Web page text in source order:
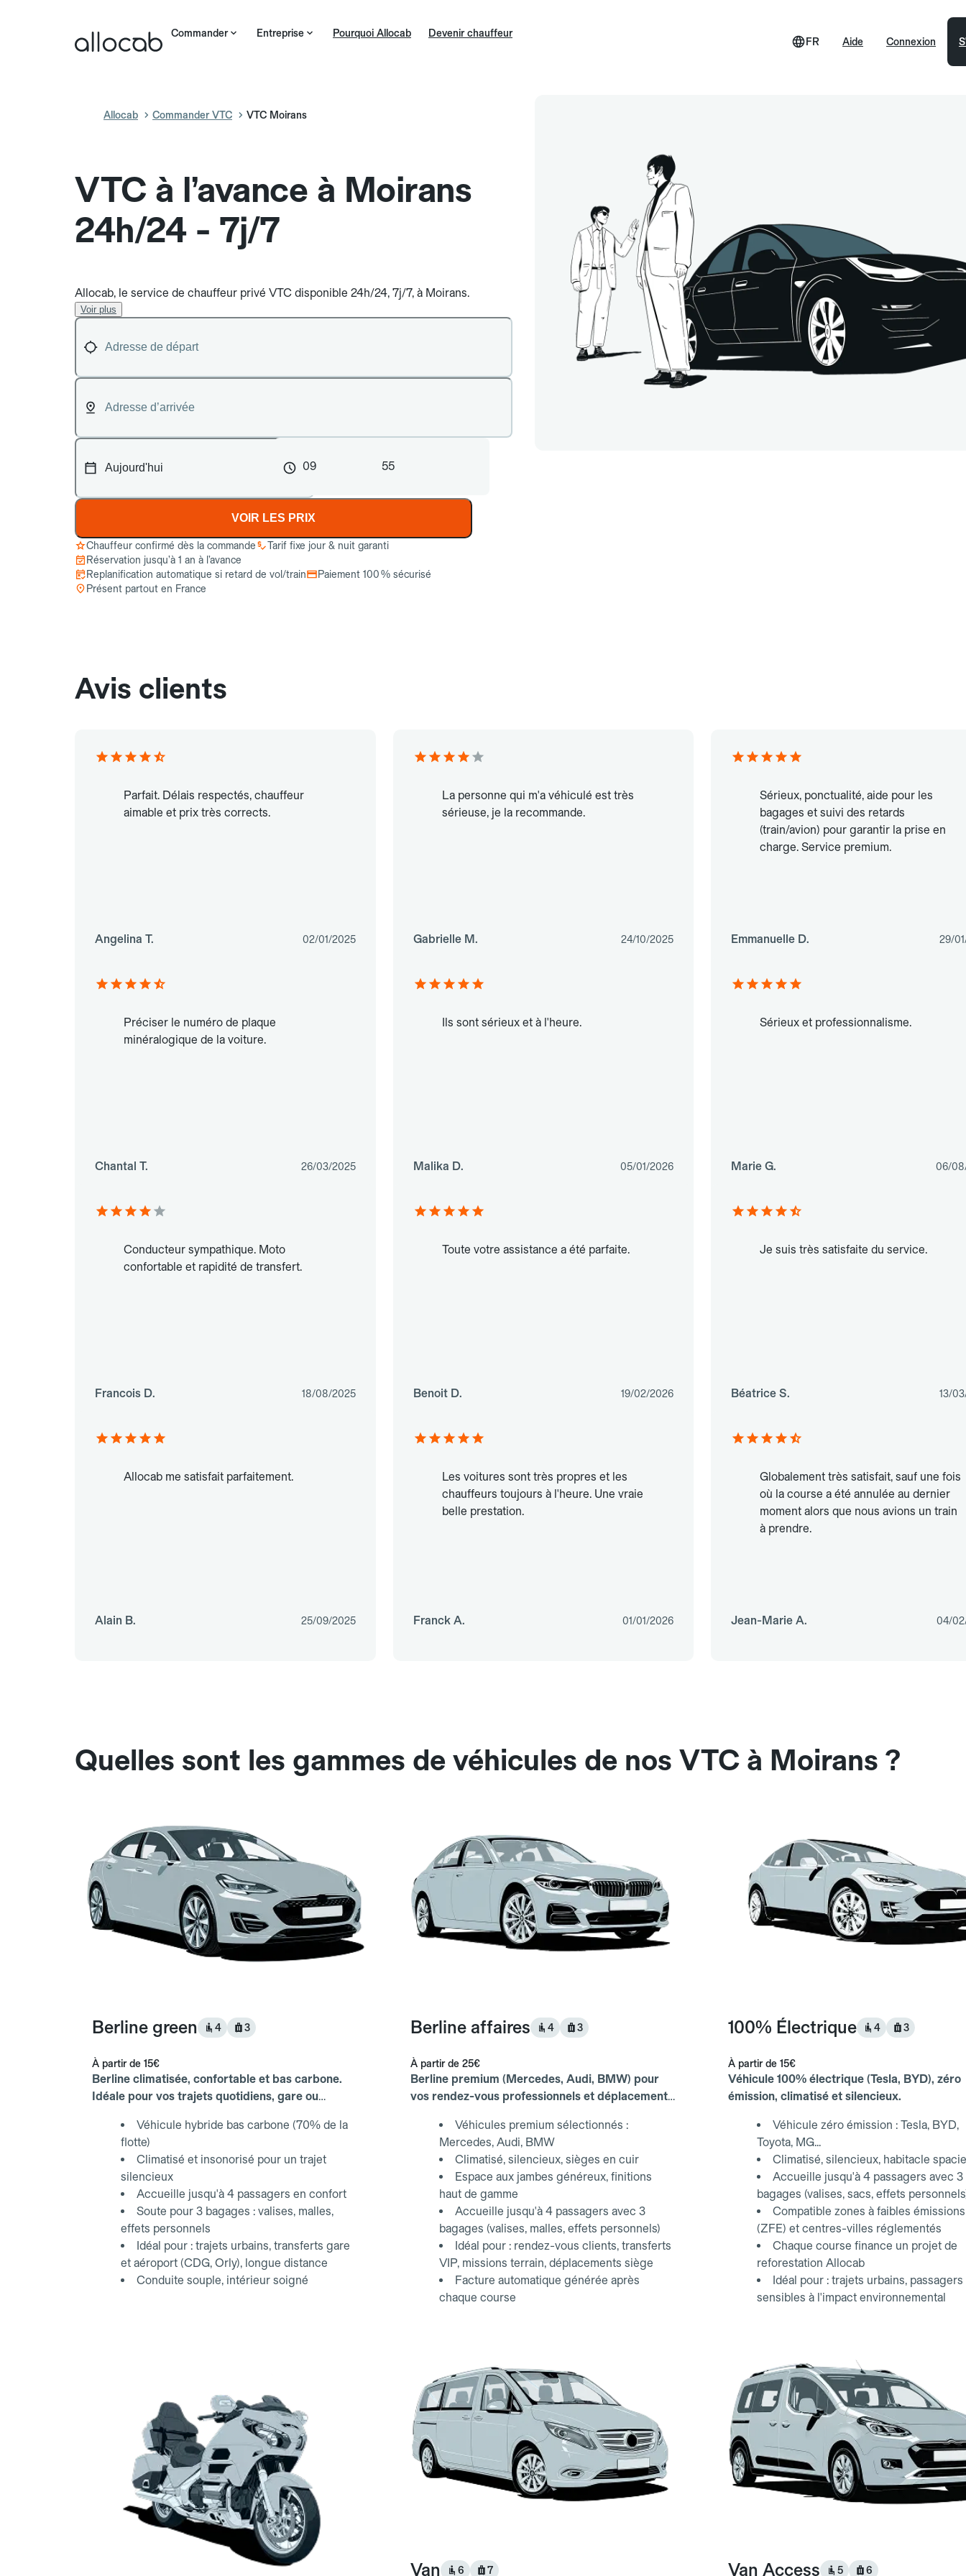
Commander Entreprise Pourquoi Allocab Devenir chauffeur
Aide
FR Connexion
Allocab Commander VTC VTC Moirans
VTC à l’avance à Moirans
24h/24 - 7j/7
Allocab, le service de chauffeur privé VTC disponible 24h/24, 7j/7, à Moirans.
Voir plus
09 55
VOIR LES PRIX
Chauffeur confirmé dès la commande
Tarif fixe jour & nuit garanti
Réservation jusqu’à 1 an à l’avance
Replanification automatique si retard de vol/train
Paiement 100 % sécurisé
Présent partout en France
Avis clients
Parfait. Délais respectés, chauffeur
aimable et prix très corrects.
Angelina T. 02/01/2025
La personne qui m'a véhiculé est très
sérieuse, je la recommande.
Gabrielle M. 24/10/2025
Sérieux, ponctualité, aide pour les
bagages et suivi des retards
(train/avion) pour garantir la prise en
charge. Service premium.
Emmanuelle D. 29/
Préciser le numéro de plaque
minéralogique de la voiture.
Chantal T. 26/03/2025
Ils sont sérieux et à l'heure.
Malika D. 05/01/2026
Sérieux et professionnalisme.
Marie G. 06/
Conducteur sympathique. Moto
confortable et rapidité de transfert.
Francois D. 18/08/2025
Toute votre assistance a été parfaite.
Benoit D. 19/02/2026
Je suis très satisfaite du service.
Béatrice S. 13/
Allocab me satisfait parfaitement.
Alain B. 25/09/2025
Les voitures sont très propres et les
chauffeurs toujours à l'heure. Une vraie
belle prestation.
Franck A. 01/01/2026
Globalement très satisfait, sauf une fois
où la course a été annulée au dernier
moment alors que nous avions un train
à prendre.
Jean-Marie A. 04/
Quelles sont les gammes de véhicules de nos VTC à Moirans ?
Berline green 4 3
À partir de 15€
Berline climatisée, confortable et bas carbone.
Idéale pour vos trajets quotidiens, gare ou
Véhicule hybride bas carbone (70% de la
flotte)
Climatisé et insonorisé pour un trajet
silencieux
Accueille jusqu'à 4 passagers en confort
Soute pour 3 bagages : valises, malles,
effets personnels
Idéal pour : trajets urbains, transferts gare
et aéroport (CDG, Orly), longue distance
Conduite souple, intérieur soigné
Berline affaires 4 3
À partir de 25€
Berline premium (Mercedes, Audi, BMW) pour
vos rendez-vous professionnels et déplacements
Véhicules premium sélectionnés :
Mercedes, Audi, BMW
Climatisé, silencieux, sièges en cuir
Espace aux jambes généreux, finitions
haut de gamme
Accueille jusqu'à 4 passagers avec 3
bagages (valises, malles, effets personnels)
Idéal pour : rendez-vous clients, transferts
VIP, missions terrain, déplacements siège
Facture automatique générée après
chaque course
100% Électrique 4 3
À partir de 15€
Véhicule 100% électrique (Tesla, BYD), zéro
émission, climatisé et silencieux.
Véhicule zéro émission : Tesla, BYD,
Toyota, MG...
Climatisé, silencieux, habitacle
Accueille jusqu'à 4 passagers avec 3
bagages (valises, sacs, effets
Compatible zones à faibles émissions
(ZFE) et centres-villes réglementés
Chaque course finance un projet de
reforestation Allocab
Idéal pour : trajets urbains, passagers
sensibles à l'impact environnemental
Van 6 7 Van Access 5 6